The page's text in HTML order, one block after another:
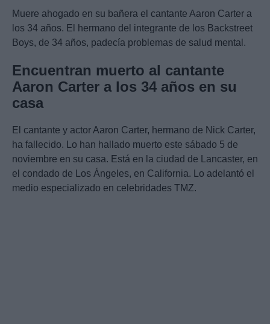
Muere ahogado en su bañera el cantante Aaron Carter a
los 34 años. El hermano del integrante de los Backstreet
Boys, de 34 años, padecía problemas de salud mental.
Encuentran muerto al cantante
Aaron Carter a los 34 años en su
casa
El cantante y actor Aaron Carter, hermano de Nick Carter,
ha fallecido. Lo han hallado muerto este sábado 5 de
noviembre en su casa. Está en la ciudad de Lancaster, en
el condado de Los Ángeles, en California. Lo adelantó el
medio especializado en celebridades TMZ.